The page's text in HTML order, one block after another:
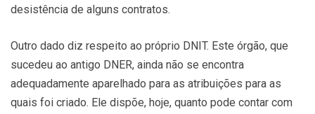
desistência de alguns contratos.
Outro dado diz respeito ao próprio DNIT. Este órgão, que
sucedeu ao antigo DNER, ainda não se encontra
adequadamente aparelhado para as atribuições para as
quais foi criado. Ele dispõe, hoje, quanto pode contar com